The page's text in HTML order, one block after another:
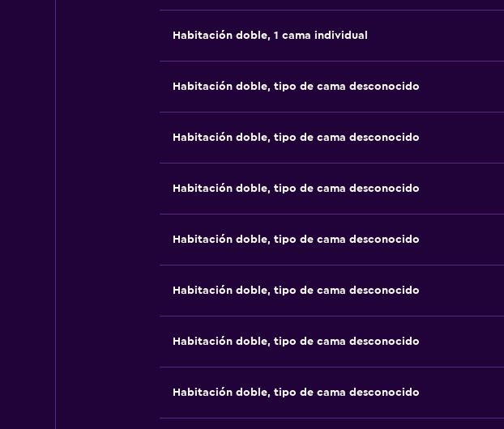
Habitación doble, 1 cama individual
Habitación doble, tipo de cama desconocido
Habitación doble, tipo de cama desconocido
Habitación doble, tipo de cama desconocido
Habitación doble, tipo de cama desconocido
Habitación doble, tipo de cama desconocido
Habitación doble, tipo de cama desconocido
Habitación doble, tipo de cama desconocido